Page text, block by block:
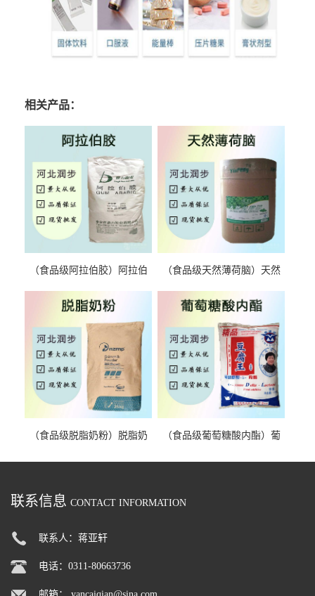
相关产品：
（食品级阿拉伯胶）阿拉伯
（食品级天然薄荷脑）天然
（食品级脱脂奶粉）脱脂奶
（食品级葡萄糖酸内酯）葡
联系信息 CONTACT INFORMATION
联系人：蒋亚轩
电话：0311-80663736